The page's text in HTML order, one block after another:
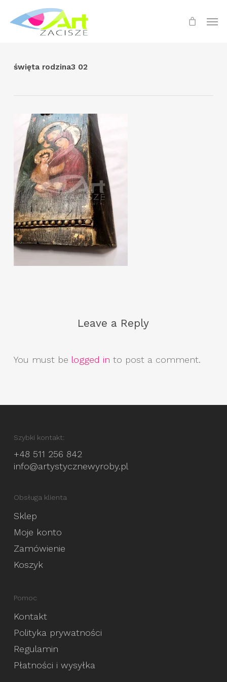
święta rodzina3 02
Leave a Reply
You must be logged in to post a comment.
Szybki kontakt:
+48 511 256 842
info@artystycznewyroby.pl
Obsługa klienta
Sklep
Moje konto
Zamówienie
Koszyk
Pomoc
Kontakt
Polityka prywatności
Regulamin
Płatności i wysyłka